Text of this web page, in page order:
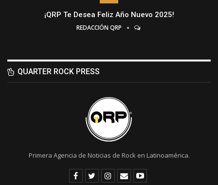
¡QRP Te Desea Feliz Año Nuevo 2025!
REDACCIÓN QRP
QUARTER ROCK PRESS
Primera Agencia de Noticias de Rock en Latinoamérica.